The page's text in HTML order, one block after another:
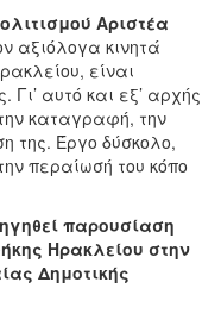
Αριστέα
αξιόλογα κινητά
είναι
αυτό και εξ’ αρχής
καταγραφή, την
της. Έργο δύσκολο,
περαίωσή του κόπο
παρουσίαση
Ηρακλείου στην
Δημοτικής